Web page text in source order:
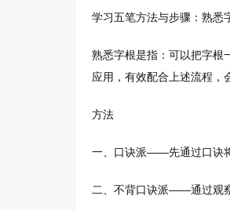
学习五笔方法与步骤：熟悉
熟悉字根是指：可以把字根
应用，有效配合上述流程，
方法
一、口诀派——先通过口诀
二、不背口诀派——通过观